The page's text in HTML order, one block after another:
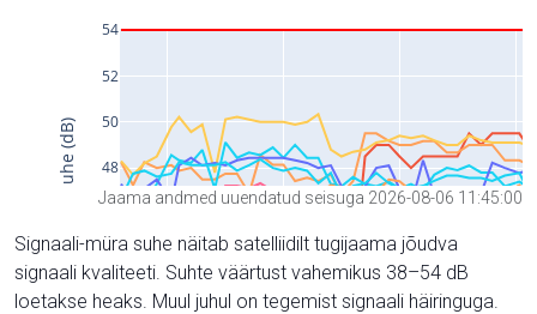
Jaama andmed uuendatud seisuga 2026-08-06 11:45:00
Signaali-müra suhe näitab satelliidilt tugijaama jõudva
signaali kvaliteeti. Suhte väärtust vahemikus 38–54 dB
loetakse heaks. Muul juhul on tegemist signaali häiringuga.